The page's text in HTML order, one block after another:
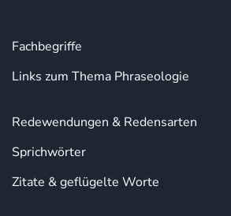
Fachbegriffe
Links zum Thema Phraseologie
Redewendungen & Redensarten
Sprichwörter
Zitate & geflügelte Worte